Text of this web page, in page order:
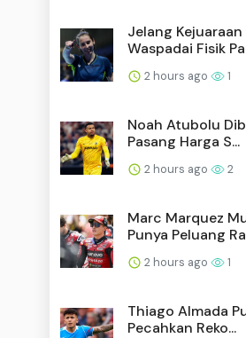
Jelang
Waspadai Fisik
2 hours ago 1
Noah Atubolu
Pasang Harga S...
2 hours ago 2
Marc Marquez
Punya Peluang
2 hours ago 1
Thiago Almada
Pecahkan Reko...